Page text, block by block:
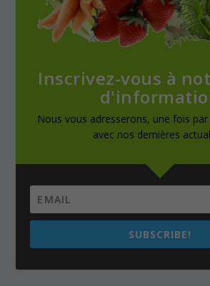
Inscrivez-vous à
Nous vous adresserons, une fois
avec nos dernières
SUBSCRIBE!